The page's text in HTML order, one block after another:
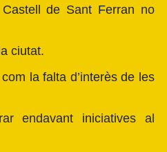
de Sant Ferran no
ciutat.
la falta d’interès de les
endavant iniciatives al